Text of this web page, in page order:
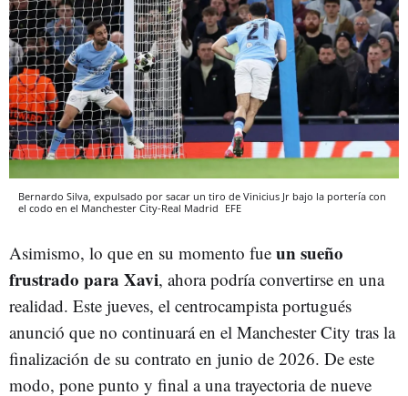
Bernardo Silva, expulsado por sacar un tiro de Vinicius Jr bajo la portería con
el codo en el Manchester City-Real Madrid EFE
Asimismo, lo que en su momento fue un sueño
frustrado para Xavi, ahora podría convertirse en una
realidad. Este jueves, el centrocampista portugués
anunció que no continuará en el Manchester City tras la
finalización de su contrato en junio de 2026. De este
modo, pone punto y final a una trayectoria de nueve